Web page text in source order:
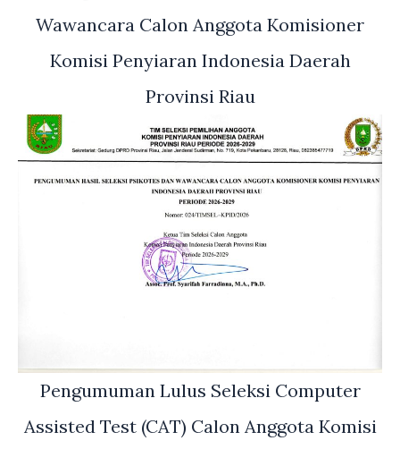
Wawancara Calon Anggota Komisioner
Komisi Penyiaran Indonesia Daerah
Provinsi Riau
Pengumuman Lulus Seleksi Computer
Assisted Test (CAT) Calon Anggota Komisi